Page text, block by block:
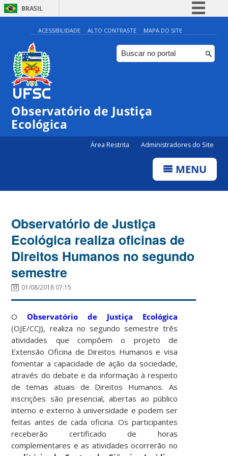
BRASIL
Simplifique!
Comunica BR
Participe
Canais
ACESSIBILIDADE ALTO CONTRASTE MAPA DO SITE
Observatório de Justiça
Ecológica
Área Restrita Administradores do Site
MENU
Observatório de Justiça
Ecológica realiza oficinas de
Direitos Humanos no segundo
semestre
01/08/2018 07:15
OObservatório de Justiça Ecológica
(OJE/CCJ), realiza no segundo semestre três
atividades que compõem o projeto de
Extensão Oficina de Direitos Humanos e visa
fomentar a capacidade de ação da sociedade,
através do debate e da informação à respeito
de temas atuais de Direitos Humanos. As
inscrições são presencial, abertas ao público
interno e externo à universidade e podem ser
feitas antes de cada oficina. Os participantes
receberão certificado de horas
complementares e as atividades ocorrerão no